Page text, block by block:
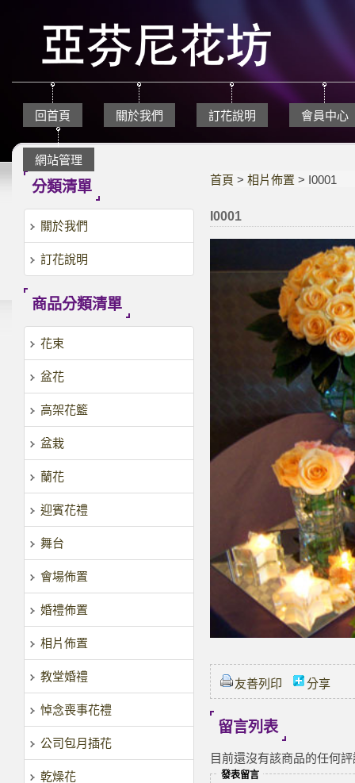
回首頁 關於我們 訂花說明 會員中心
網站管理
分類清單
關於我們
訂花說明
商品分類清單
花束
盆花
高架花籃
盆栽
蘭花
迎賓花禮
舞台
會場佈置
婚禮佈置
相片佈置
教堂婚禮
悼念喪事花禮
公司包月插花
乾燥花
首頁 >相片佈置 > I0001
I0001
友善列印 分享
留言列表
目前還沒有該商品的任何
發表留言